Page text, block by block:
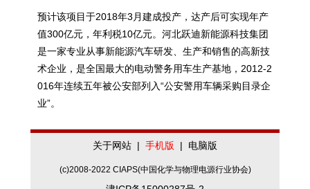
预计该项目于2018年3月建成投产，达产后可实现年产
值300亿元，年利税10亿元。河北跃迪新能源科技集团
是一家专业从事新能源汽车研发、生产和销售的高新技
术企业，是全国最大的电动警务用车生产基地，2012-2
016年连续五年被公安部列入“公安警用车辆采购目录企
业”。
关于网站 | 手机版 | 电脑版
(c)2008-2022 CIAPS(中国化学与物理电源行业协会)